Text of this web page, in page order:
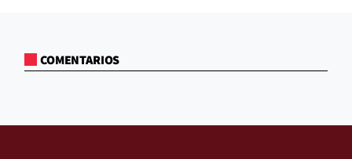
COMENTARIOS